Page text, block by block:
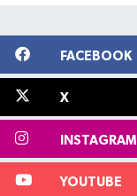
FACEBOOK
X
INSTAGRAM
YOUTUBE